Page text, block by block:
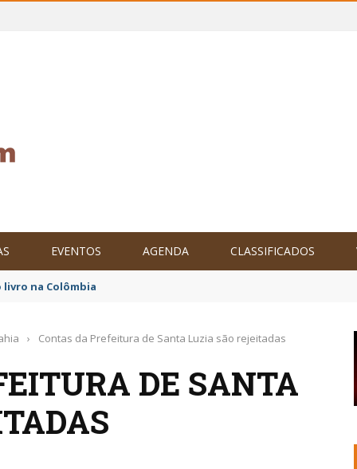
EVENTOS AGENDA CLASSIFICADOS
o Brasil no XXIV Parlamento Internacional de Escritores, na
› Contas da Prefeitura de Santa Luzia são rejeitadas
DE SANTA